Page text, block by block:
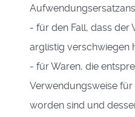
- für den Fall, dass der
arglistig verschwiegen
- für Waren, die
Verwendungsweise
worden sind und